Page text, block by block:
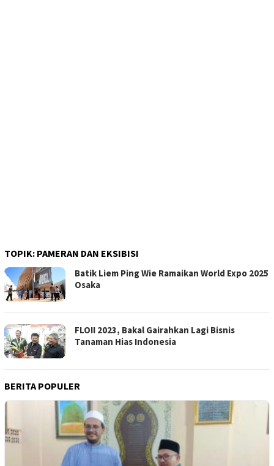
TOPIK: PAMERAN DAN EKSIBISI
Batik Liem Ping Wie Ramaikan World Expo 2025
Osaka
FLOII 2023, Bakal Gairahkan Lagi Bisnis
Tanaman Hias Indonesia
BERITA POPULER